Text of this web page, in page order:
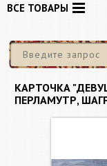
ВСЕ ТОВАРЫ
КАРТОЧКА
ПЕРЛАМУТР,